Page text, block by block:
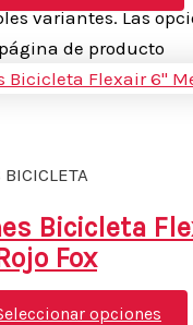
variantes. Las
de producto
Bicicleta
Fox
opciones